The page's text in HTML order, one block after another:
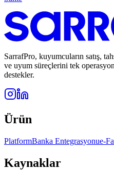
SarrafPro, kuyumcuların satış,
ve uyum süreçlerini tek
destekler.
Ürün
PlatformBanka Entegrasyonue-
Kaynaklar